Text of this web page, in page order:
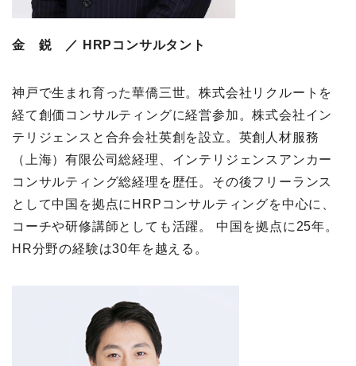
金 鋭 ／ HRPコンサルタント
神戸で生まれ育った華僑三世。株式会社リクルートを
経て創価コンサルティングに経営参加。株式会社イン
テリジェンスと合弁会社英創を設立。英創人材服務
（上海）有限公司総経理、インテリジェンスアンカー
コンサルティング総経理を歴任。その後フリーランス
として中国を拠点にHRPコンサルティングを中心に、
コーチや研修講師としても活躍。 中国を拠点に25年。
HR分野の経験は30年を越える。